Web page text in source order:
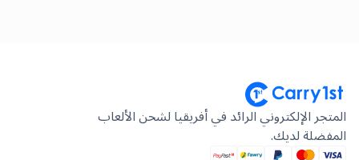
المتجر الإلكتروني الرائد في أفريقيا لشحن الألعاب
المفضلة لديك.